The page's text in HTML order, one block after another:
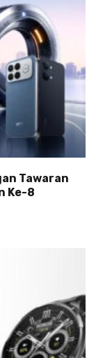
Tawaran
Ke-8